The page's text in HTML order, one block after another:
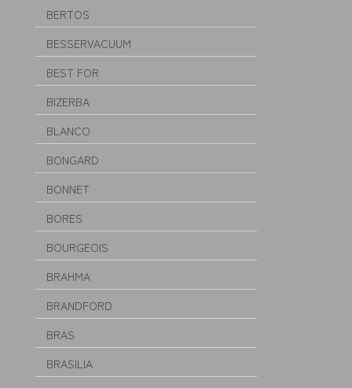
BERTOS
BESSERVACUUM
BEST FOR
BIZERBA
BLANCO
BONGARD
BONNET
BORES
BOURGEOIS
BRAHMA
BRANDFORD
BRAS
BRASILIA